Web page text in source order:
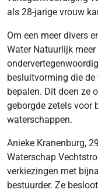
als 28-jarige vrouw
Om een meer divers
Water Natuurlijk
besluitvorming die
bepalen. Dit doen ze
geborgde zetels voor
waterschappen.
Anieke Kranenburg,
Waterschap
verkiezingen met
bestuurder. Ze